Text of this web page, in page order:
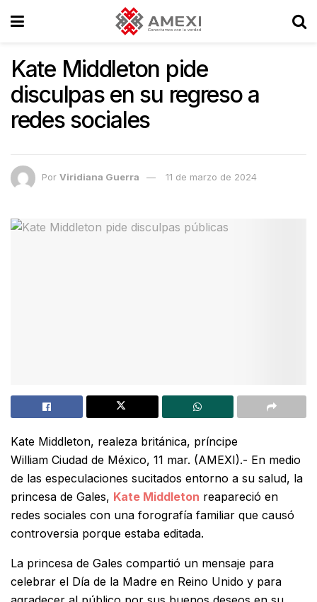
Kate Middleton pide
disculpas en su regreso a
redes sociales
Por Viridiana Guerra 11 de marzo de 2024
Kate Middleton, realeza británica, príncipe
William Ciudad de México, 11 mar. (AMEXI).- En medio
de las especulaciones sucitados entorno a su salud, la
princesa de Gales, Kate Middleton reapareció en
redes sociales con una forografía familiar que causó
controversia porque estaba editada.
La princesa de Gales compartió un mensaje para
celebrar el Día de la Madre en Reino Unido y para